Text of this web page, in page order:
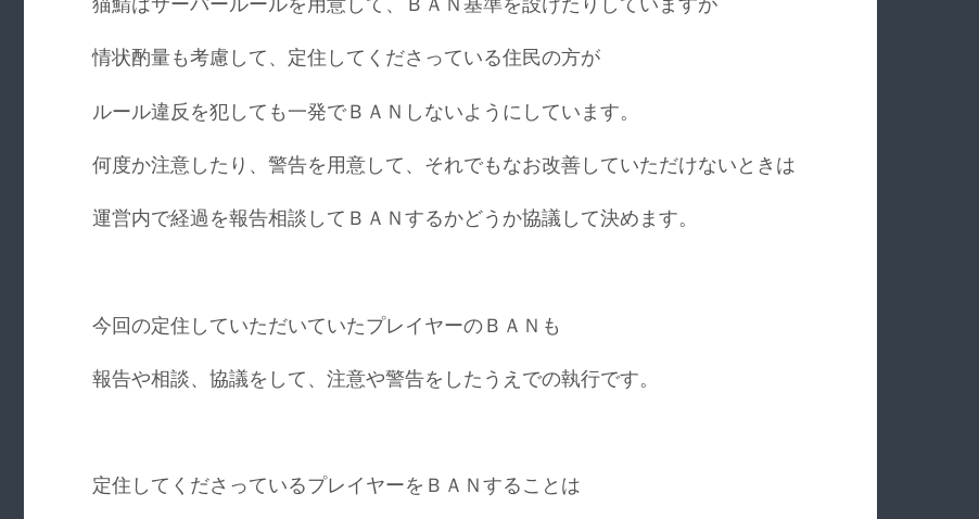
情状酌量も考慮して、定住してくださっている住民の方が
ルール違反を犯しても一発でＢＡＮしないようにしています。
何度か注意したり、警告を用意して、それでもなお改善していただけないときは
運営内で経過を報告相談してＢＡＮするかどうか協議して決めます。
今回の定住していただいていたプレイヤーのＢＡＮも
報告や相談、協議をして、注意や警告をしたうえでの執行です。
定住してくださっているプレイヤーをＢＡＮすることは